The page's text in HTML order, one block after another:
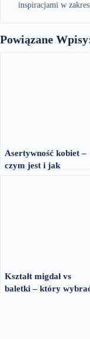
inspiracjami w
Powiązane
Asertywność kobiet –
czym jest i jak
Kształt migdał vs
baletki – który